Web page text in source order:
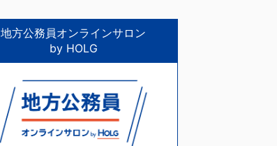
地方公務員オンラインサロン
by HOLG